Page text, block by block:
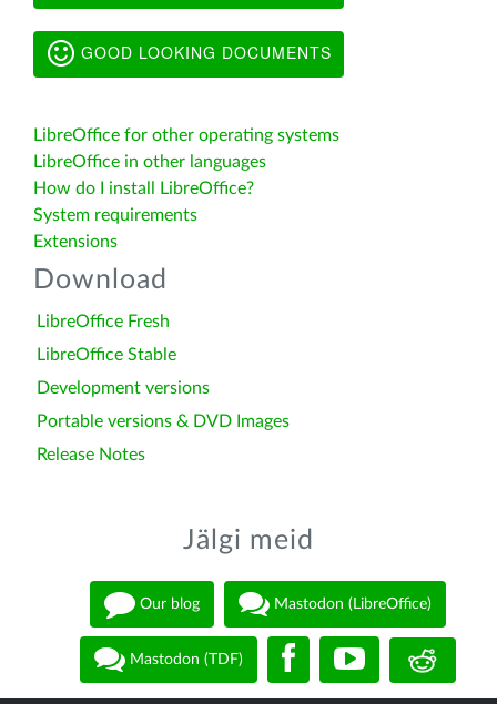
GOOD LOOKING DOCUMENTS
LibreOffice for other operating systems
LibreOffice in other languages
How do I install LibreOffice?
System requirements
Extensions
Download
LibreOffice Fresh
LibreOffice Stable
Development versions
Portable versions & DVD Images
Release Notes
Jälgi meid
Our blog Mastodon (LibreOffice)
Mastodon (TDF)